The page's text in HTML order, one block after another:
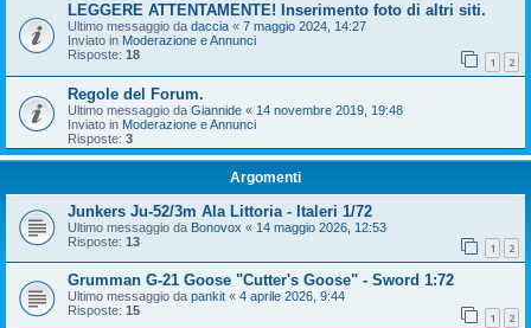
LEGGERE ATTENTAMENTE! Inserimento foto di altri siti.
Ultimo messaggio da daccia « 7 maggio 2024, 14:27
Inviato in Moderazione e Annunci
Risposte: 18 1 2
Regole del Forum.
Ultimo messaggio da Giannide « 14 novembre 2019, 19:48
Inviato in Moderazione e Annunci
Risposte: 3
Argomenti
Junkers Ju-52/3m Ala Littoria - Italeri 1/72
Ultimo messaggio da Bonovox « 14 maggio 2026, 12:53
Risposte: 13 1 2
Grumman G-21 Goose "Cutter's Goose" - Sword 1:72
Ultimo messaggio da pankit « 4 aprile 2026, 9:44
Risposte: 15 1 2